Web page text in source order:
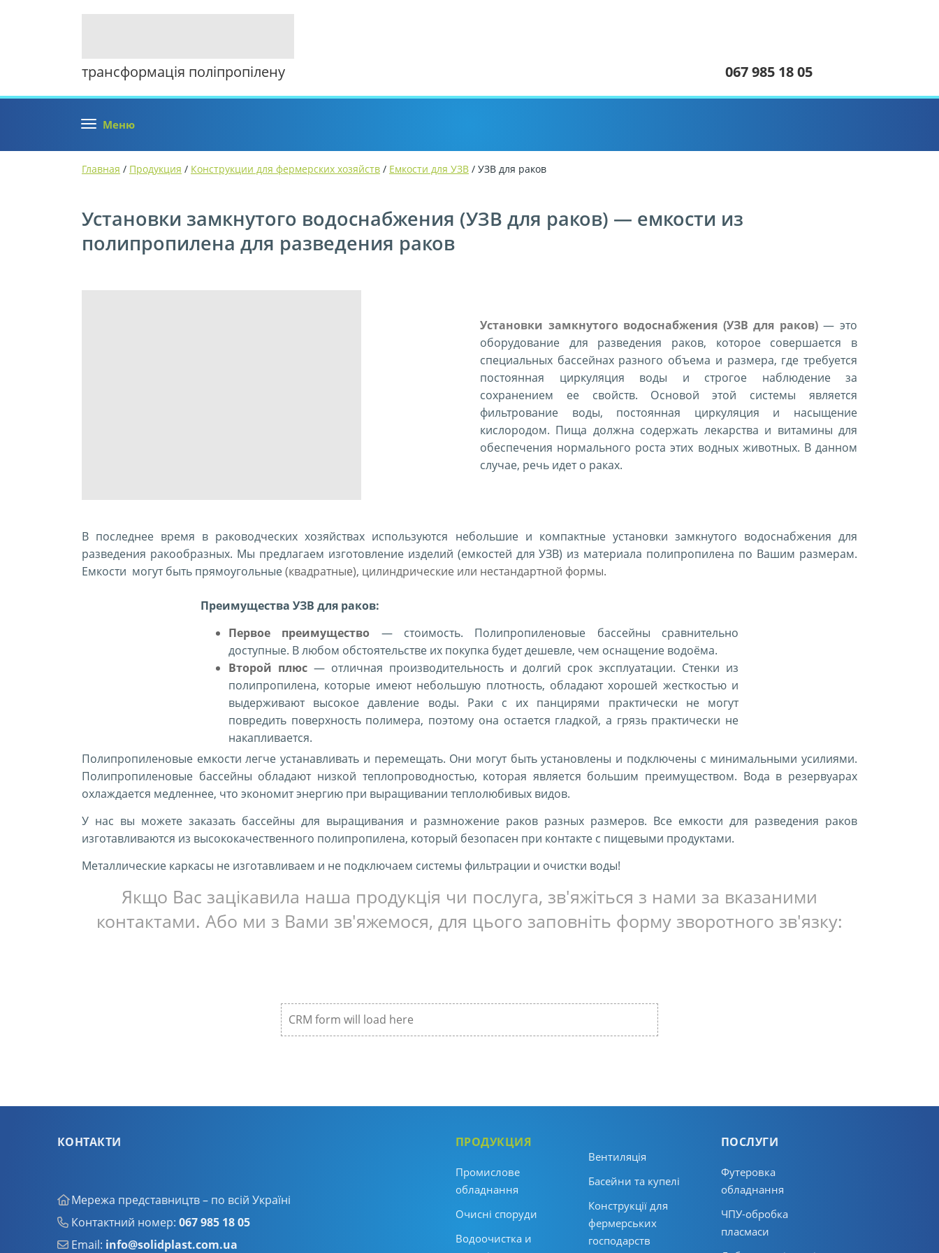
трансформація поліпропілену 067 985 18 05
Меню
Главная / Продукция / Конструкции для фермерских хозяйств / Емкости для УЗВ / УЗВ для раков
Установки замкнутого водоснабжения (УЗВ для раков) — емкости из
полипропилена для разведения раков
Установки замкнутого водоснабжения (УЗВ для раков)— это
оборудование для разведения раков, которое совершается в
специальных бассейнах разного объема и размера, где требуется
постоянная циркуляция воды и строгое наблюдение за
сохранением ее свойств. Основой этой системы является
фильтрование воды, постоянная циркуляция и насыщение
кислородом. Пища должна содержать лекарства и витамины для
обеспечения нормального роста этих водных животных. В данном
случае, речь идет о раках.
В последнее время в раководческих хозяйствах используются небольшие и компактные установки замкнутого водоснабжения для
разведения ракообразных. Мы предлагаем изготовление изделий (емкостей для УЗВ) из материала полипропилена по Вашим размерам.
Емкости могут быть прямоугольные(квадратные), цилиндрические или нестандартной формы.
Преимущества УЗВ для раков:
Первое преимущество — стоимость. Полипропиленовые бассейны сравнительно
доступные. В любом обстоятельстве их покупка будет дешевле, чем оснащение водоёма.
Второй плюс— отличная производительность и долгий срок эксплуатации. Стенки из
полипропилена, которые имеют небольшую плотность, обладают хорошей жесткостью и
выдерживают высокое давление воды. Раки с их панцирями практически не могут
повредить поверхность полимера, поэтому она остается гладкой, а грязь практически не
накапливается.
Полипропиленовые емкости легче устанавливать и перемещать. Они могут быть установлены и подключены с минимальными усилиями.
Полипропиленовые бассейны обладают низкой теплопроводностью, которая является большим преимуществом. Вода в резервуарах
охлаждается медленнее, что экономит энергию при выращивании теплолюбивых видов.
У нас вы можете заказать бассейны для выращивания и размножение раков разных размеров. Все емкости для разведения раков
изготавливаются из высококачественного полипропилена, который безопасен при контакте с пищевыми продуктами.
Металлические каркасы не изготавливаем и не подключаем системы фильтрации и очистки воды!
Якщо Вас зацікавила наша продукція чи послуга, зв'яжіться з нами за вказаними
контактами. Або ми з Вами зв'яжемося, для цього заповніть форму зворотного зв'язку:
CRM form will load here
КОНТАКТИ
Мережа представництв – по всій Україні
Контактний номер: 067 985 18 05
Email: info@solidplast.com.ua
ПРОДУКЦИЯ
Промислове
обладнання
Очисні споруди
Водоочистка и
Вентиляція
Басейни та купелі
Конструкції для
фермерських
господарств
ПОСЛУГИ
Футеровка
обладнання
ЧПУ-обробка
пласмаси